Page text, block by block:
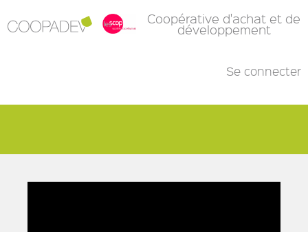
Coopérative d'achat et de
développement
Se connecter